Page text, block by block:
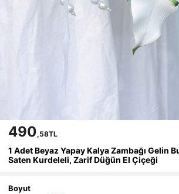
490,58TL
1 Adet Beyaz Yapay Kalya Zambağı Gelin
Saten Kurdeleli, Zarif Düğün El Çiçeği
Boyut